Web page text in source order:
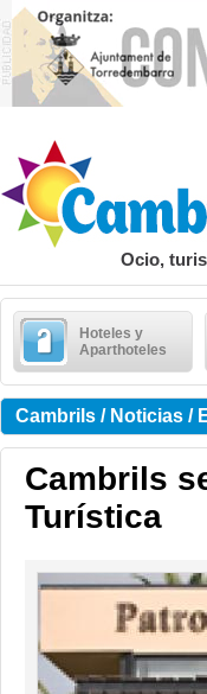
Ocio,
Hoteles y
Aparthoteles
Cambrils / Noticias /
Cambrils
Turística